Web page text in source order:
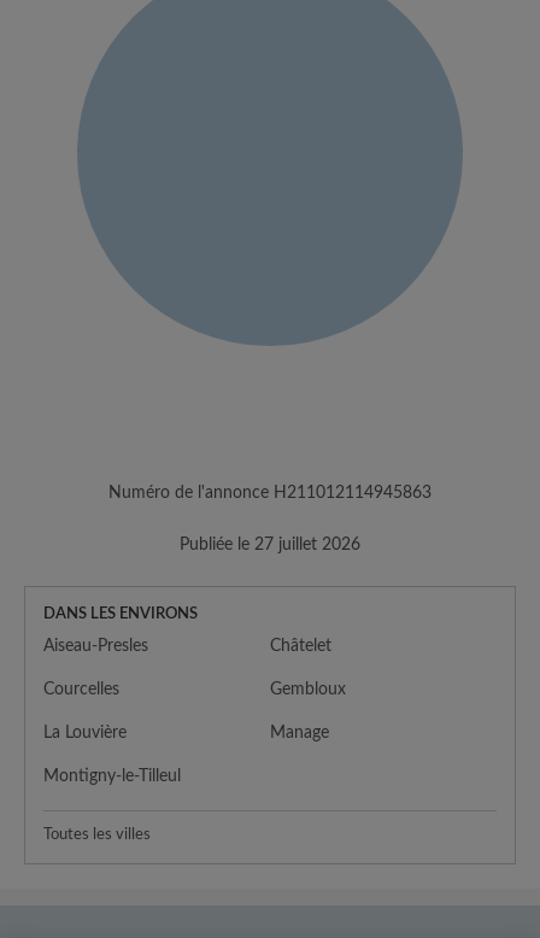
Numéro de l'annonce H211012114945863
Publiée le 27 juillet 2026
DANS LES ENVIRONS
Aiseau-Presles Châtelet
Courcelles Gembloux
La Louvière Manage
Montigny-le-Tilleul
Toutes les villes